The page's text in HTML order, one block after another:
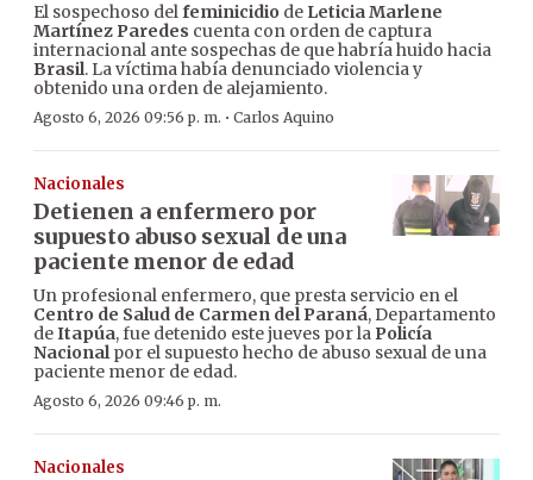
El sospechoso delfeminicidio de Leticia Marlene
Martínez Paredes cuenta con orden de captura
internacional ante sospechas de que habría huido hacia
Brasil. La víctima había denunciado violencia y
obtenido una orden de alejamiento.
Agosto 6, 2026 09:56 p. m. · Carlos Aquino
Nacionales
Detienen a enfermero por
supuesto abuso sexual de una
paciente menor de edad
Un profesional enfermero, que presta servicio en el
Centro de Salud de Carmen del Paraná, Departamento
deItapúa, fue detenido este jueves por la Policía
Nacionalpor el supuesto hecho de abuso sexual de una
paciente menor de edad.
Agosto 6, 2026 09:46 p. m.
Nacionales